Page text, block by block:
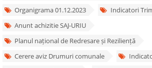
Organigrama 01.12.2023
Indicatori
Anunt achizitie SAJ-URIU
Planul național de Redresare și Reziliență
Cerere aviz Drumuri comunale